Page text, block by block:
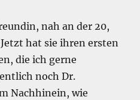
nah an der 20,
hat sie ihren ersten
die ich gerne
noch Dr.
Nachhinein, wie